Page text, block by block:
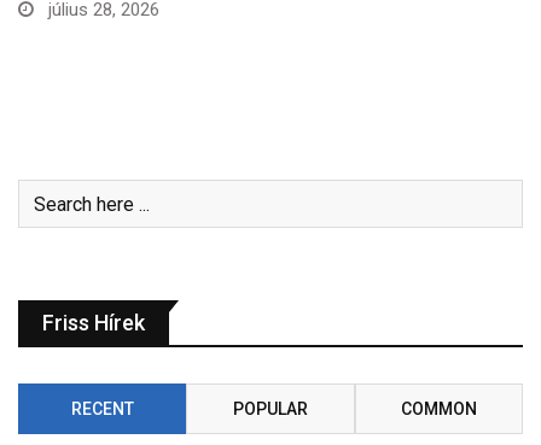
július 28, 2026
Friss Hírek
RECENT POPULAR COMMON